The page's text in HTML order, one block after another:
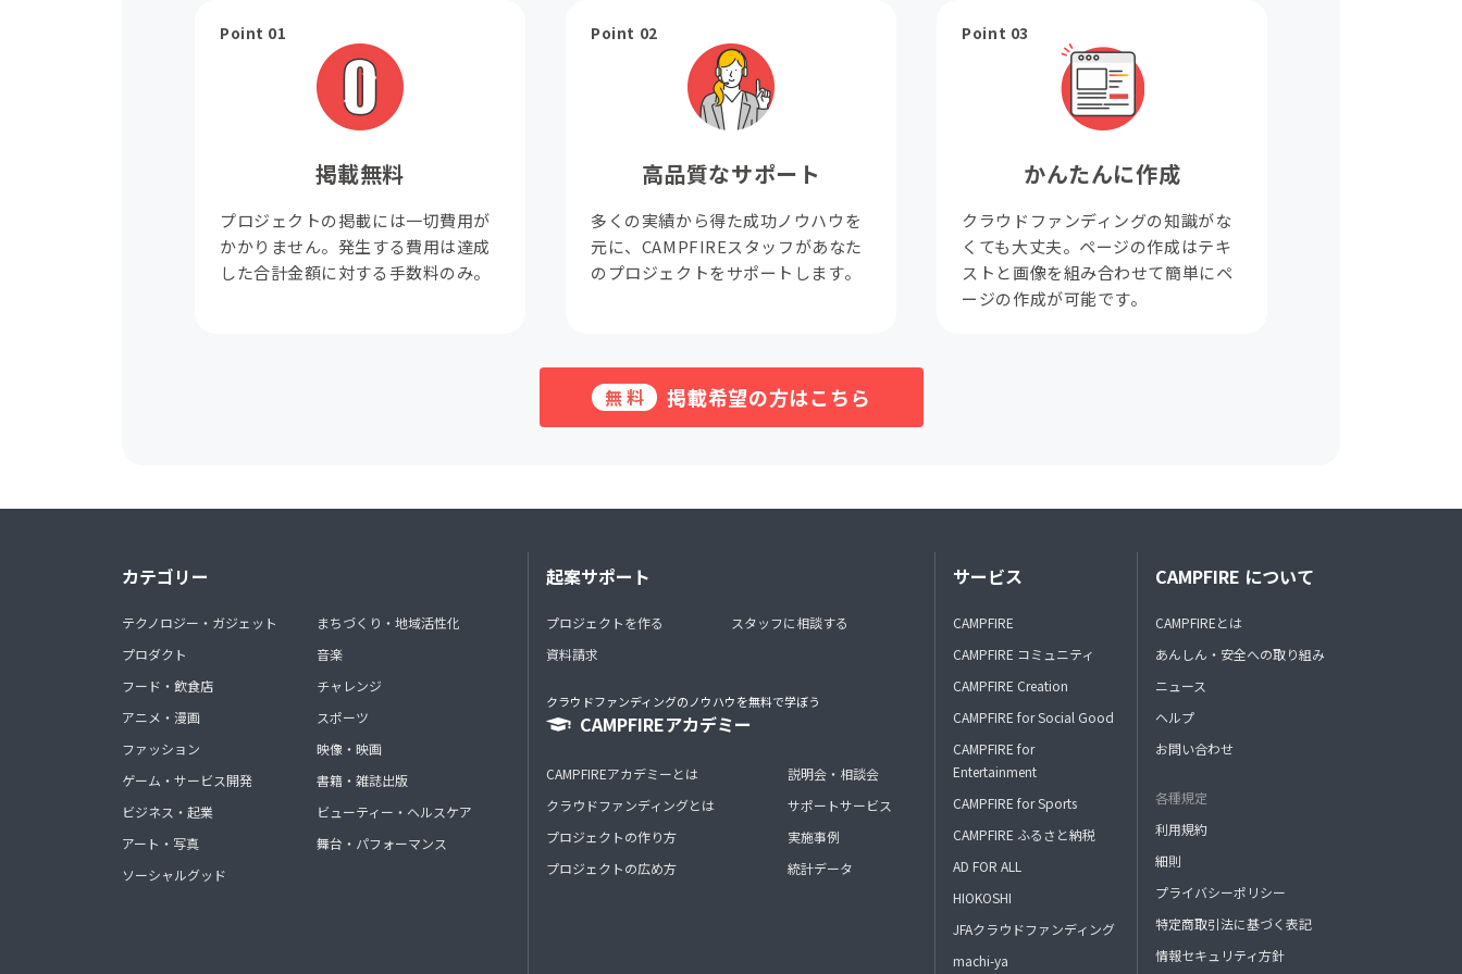
Point 01
掲載無料
プロジェクトの掲載には一切費用が
かかりません。発生する費用は達成
した合計金額に対する手数料のみ。
Point 02
高品質なサポート
多くの実績から得た成功ノウハウを
元に、CAMPFIREスタッフがあなた
のプロジェクトをサポートします。
Point 03
かんたんに作成
クラウドファンディングの知識がな
くても大丈夫。ページの作成はテキ
ストと画像を組み合わせて簡単にペ
ージの作成が可能です。
無料 掲載希望の方はこちら
カテゴリー
テクノロジー・ガジェット
プロダクト
フード・飲食店
アニメ・漫画
ファッション
ゲーム・サービス開発
ビジネス・起業
アート・写真
ソーシャルグッド
まちづくり・地域活性化
音楽
チャレンジ
スポーツ
映像・映画
書籍・雑誌出版
ビューティー・ヘルスケア
舞台・パフォーマンス
起案サポート
プロジェクトを作る
資料請求
スタッフに相談する
クラウドファンディングのノウハウを無料で学ぼう
CAMPFIREアカデミー
CAMPFIREアカデミーとは
クラウドファンディングとは
プロジェクトの作り方
プロジェクトの広め方
説明会・相談会
サポートサービス
実施事例
統計データ
サービス
CAMPFIRE
CAMPFIRE コミュニティ
CAMPFIRE Creation
CAMPFIRE for Social Good
CAMPFIRE for
Entertainment
CAMPFIRE for Sports
CAMPFIRE ふるさと納税
AD FOR ALL
HIOKOSHI
JFAクラウドファンディング
machi-ya
CAMPFIRE について
CAMPFIREとは
あんしん・安全への取り組み
ニュース
ヘルプ
お問い合わせ
各種規定
利用規約
細則
プライバシーポリシー
特定商取引法に基づく表記
情報セキュリティ方針